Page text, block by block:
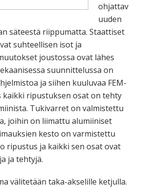
ohjattav
uuden
säteestä riippumatta. Staattiset
suhteellisen isot ja
joustossa ovat lähes
suunnittelussa on
ja siihen kuuluvaa FEM-
kaikki ripustuksen osat on tehty
Tukivarret on valmistettu
joihin on liimattu alumiiniset
kesto on varmistettu
ripustus ja kaikki sen osat ovat
ja tehtyjä.
välitetään taka-akselille ketjulla.